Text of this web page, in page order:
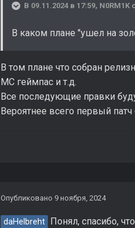
В 09.11.2024 в 17:59, N0RM1K
В каком плане "ушел на
В том плане что собран
МС геймпас и т.д.
Все последующие правки
Вероятнее всего первый
Опубликовано 9 ноября, 2024
daHelbreht
Понял, спасибо,